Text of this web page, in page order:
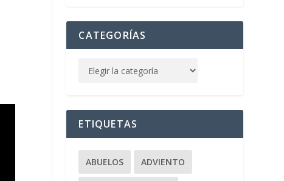
CATEGORÍAS
ETIQUETAS
ABUELOS ADVIENTO